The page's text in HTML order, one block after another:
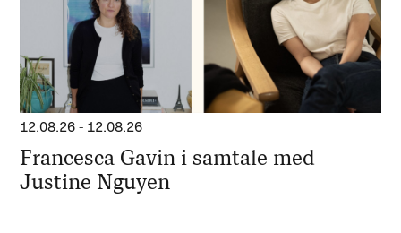
12.08.26 - 12.08.26
Francesca Gavin i samtale med
Justine Nguyen